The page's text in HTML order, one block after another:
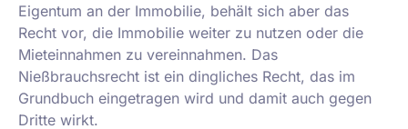
Eigentum an der Immobilie, behält sich aber das
Recht vor, die Immobilie weiter zu nutzen oder die
Mieteinnahmen zu vereinnahmen. Das
Nießbrauchsrecht ist ein dingliches Recht, das im
Grundbuch eingetragen wird und damit auch gegen
Dritte wirkt.